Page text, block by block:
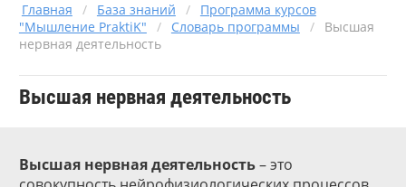
Главная / База знаний /
Программа курсов
"Мышление PraktiK"
/ Словарь программы /
Высшая
нервная деятельность
Высшая нервная деятельность
Высшая нервнаядеятельность– это